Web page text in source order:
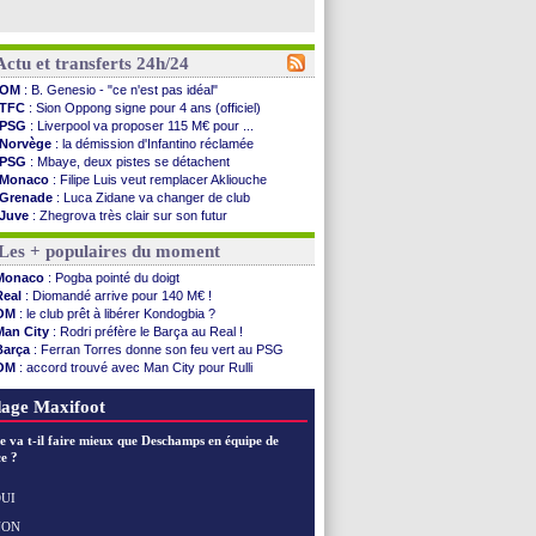
et transferts 24h/24
OM : B. Genesio - "ce n'est pas idéal"
TFC : Sion Oppong signe pour 4 ans (officiel)
PSG : Liverpool va proposer 115 M€ pour ...
Norvège : la démission d'Infantino réclamée
PSG : Mbaye, deux pistes se détachent
Monaco : Filipe Luis veut remplacer Akliouche
Grenade : Luca Zidane va changer de club
Juve : Zhegrova très clair sur son futur
OM: Aguerd, le plan B de Naples
Arsenal: Guimarães a signé son contrat
Nantes: direction Chypre pour Duverne
Monaco : le remplaçant d'Akliouche en ...
Man Utd: Bayindir signe au Celta (officiel)
City: Enzo Fernandez pour l'après-Rodri ?
: l'option Monaco pour Lukaku !
: Lucas Perri a été approché
PSG: le coach de l'Ajax insiste pour Godts
Francfort: Dina Ebimbe signe à Schalke (off.)
Monaco: Filipe Luis aimerait garder Balogun
Dortmund
Argentine
+ populaires du moment
: Pogba pointé du doigt
: Diomandé arrive pour 140 M€ !
: le club prêt à libérer Kondogbia ?
City : Rodri préfère le Barça au Real !
: Ferran Torres donne son feu vert au PSG
: accord trouvé avec Man City pour Rulli
: une offre pour Bulka
Maxifoot
va t-il faire mieux que Deschamps en équipe de
?